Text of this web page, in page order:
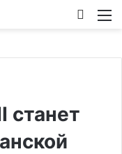
станет